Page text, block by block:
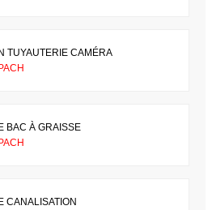
TUYAUTERIE CAMÉRA
BAC À GRAISSE
CANALISATION